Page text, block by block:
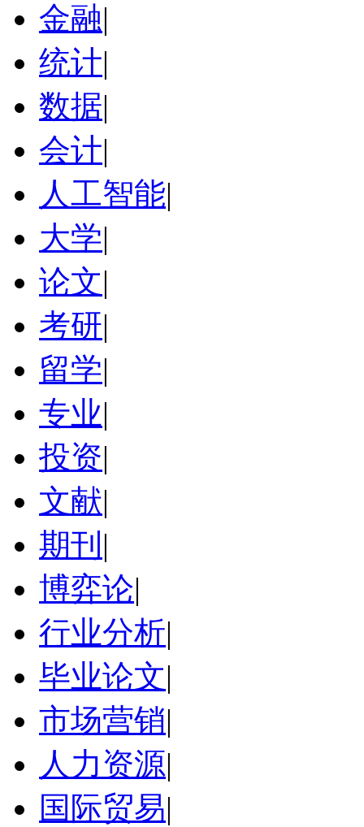
金融|
统计|
数据|
会计|
人工智能|
大学|
论文|
考研|
留学|
专业|
投资|
文献|
期刊 |
博弈论|
行业分析|
毕业论文|
市场营销|
人力资源|
国际贸易|